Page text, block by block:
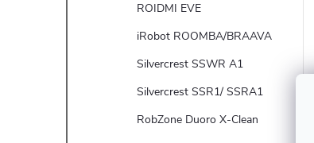
ROIDMI EVE
iRobot ROOMBA/BRAAVA
Silvercrest SSWR A1
Silvercrest SSR1/ SSRA1
RobZone Duoro X-Clean